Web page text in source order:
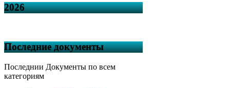
2026
Последние документы
Последнии Документы по всем
категориям